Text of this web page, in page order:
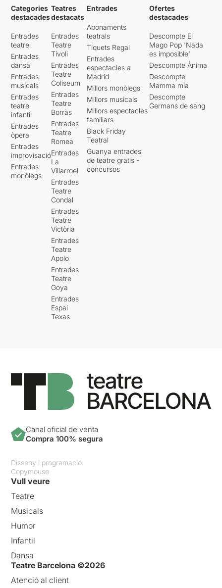
Categories
destacades
Entrades
teatre
Entrades
dansa
Entrades
musicals
Entrades
teatre
infantil
Entrades
òpera
Entrades
improvisació
Entrades
monòlegs
Teatres
destacats
Entrades
Teatre
Tívoli
Entrades
Teatre
Coliseum
Entrades
Teatre
Borràs
Entrades
Teatre
Romea
Entrades
La
Villarroel
Entrades
Teatre
Condal
Entrades
Teatre
Victòria
Entrades
Teatre
Apolo
Entrades
Teatre
Goya
Entrades
Espai
Texas
Entrades
Abonaments
teatrals
Tiquets Regal
Entrades
espectacles a
Madrid
Millors monòlegs
Millors musicals
Millors espectacles
familiars
Black Friday
Teatral
Guanya entrades
de teatre gratis -
concursos
Ofertes
destacades
Descompte El
Mago Pop 'Nada
es imposible'
Descompte Ànima
Descompte
Mamma mia
Descompte
Germans de sang
Canal oficial de venta
Compra 100% segura
Disseny i programació:
Copymouse
Vull veure
Teatre
Musicals
Humor
Infantil
Dansa
Teatre Barcelona ©2026
Atenció al client